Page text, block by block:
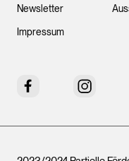
Newsletter
Impressum
Facebook Instagram